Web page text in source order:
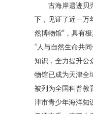
古海岸遗迹贝
下，见证了近一
然博物馆”，具有
“人与自然生命共
知识，全力提升公
物馆已成为天津全
被列为全国科普教
津市青少年海洋知